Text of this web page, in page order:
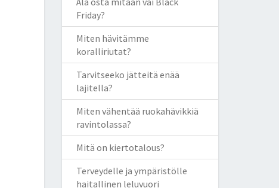
Friday?
Miten hävitämme
koralliriutat?
Tarvitseeko jätteitä enää
lajitella?
Miten vähentää ruokahävikkiä
ravintolassa?
Mitä on kiertotalous?
Terveydelle ja ympäristölle
haitallinen leluvuori